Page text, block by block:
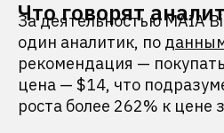
Что говорят
За деятельностью MAIA
один аналитик, по
рекомендация —
цена — $14, что
роста более 262% к цене